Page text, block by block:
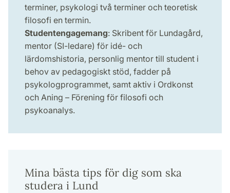
terminer, psykologi två terminer och teoretisk
filosofi en termin.
Studentengagemang: Skribent för Lundagård,
mentor (SI-ledare) för idé- och
lärdomshistoria, personlig mentor till student i
behov av pedagogiskt stöd, fadder på
psykologprogrammet, samt aktiv i Ordkonst
och Aning – Förening för filosofi och
psykoanalys.
Mina bästa tips för dig som ska
studera i Lund